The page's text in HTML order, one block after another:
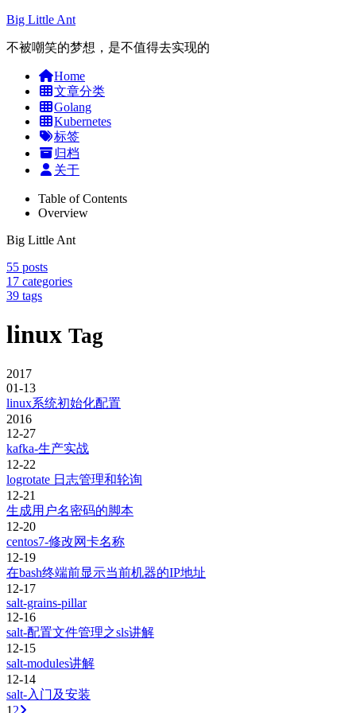
Big Little Ant
不被嘲笑的梦想，是不值得去实现的
Home
文章分类
Golang
Kubernetes
标签
归档
关于
Table of Contents
Overview
Big Little Ant
55 posts
17 categories
39 tags
linux Tag
2017
01-13
linux系统初始化配置
2016
12-27
kafka-生产实战
12-22
logrotate 日志管理和轮询
12-21
生成用户名密码的脚本
12-20
centos7-修改网卡名称
12-19
在bash终端前显示当前机器的IP地址
12-17
salt-grains-pillar
12-16
salt-配置文件管理之sls讲解
12-15
salt-modules讲解
12-14
salt-入门及安装
1 2